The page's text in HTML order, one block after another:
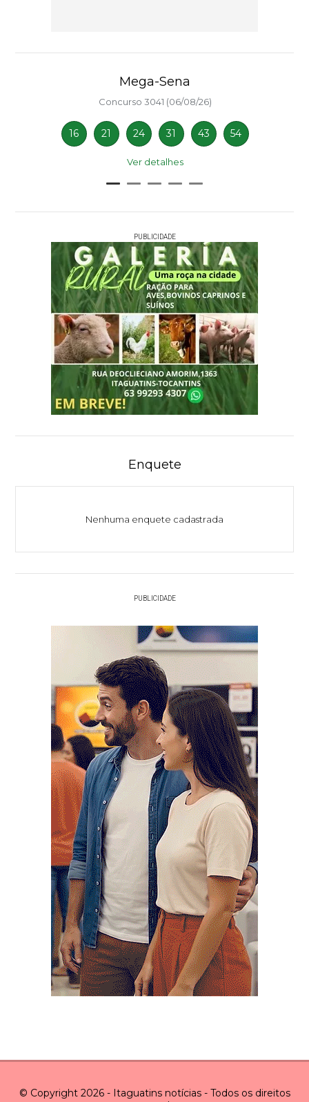
Mega-Sena
Concurso 3041 (06/08/26)
16 21 24 31 43 54
Ver detalhes
PUBLICIDADE
Enquete
Nenhuma enquete cadastrada
PUBLICIDADE
© Copyright 2026 - Itaguatins notícias - Todos os direitos